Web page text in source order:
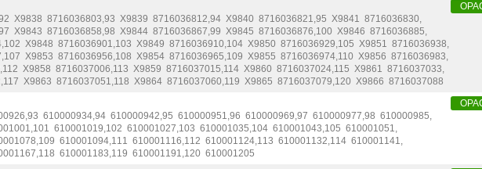
X9838 8716036803,93 X9839 8716036812,94 X9840 8716036821,95 X9841 8716036830,
X9843 8716036858,98 X9844 8716036867,99 X9845 8716036876,100 X9846 8716036885,
,102 X9848 8716036901,103 X9849 8716036910,104 X9850 8716036929,105 X9851 8716036938,
,107 X9853 8716036956,108 X9854 8716036965,109 X9855 8716036974,110 X9856 8716036983,
,112 X9858 8716037006,113 X9859 8716037015,114 X9860 8716037024,115 X9861 8716037033,
,117 X9863 8716037051,118 X9864 8716037060,119 X9865 8716037079,120 X9866 8716037088
,93 610000934,94 610000942,95 610000951,96 610000969,97 610000977,98 610000985,
,101 610001019,102 610001027,103 610001035,104 610001043,105 610001051,
,109 610001094,111 610001116,112 610001124,113 610001132,114 610001141,
,118 610001183,119 610001191,120 610001205